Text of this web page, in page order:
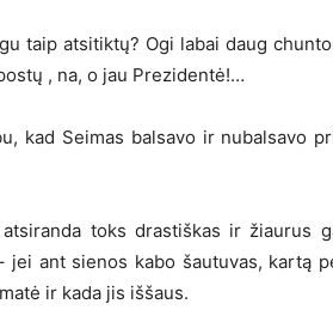
taip atsitiktų? Ogi labai daug
, na, o jau Prezidentė!…
kad Seimas balsavo ir nubalsavo
toks drastiškas ir žiaurus
ant sienos kabo šautuvas, kartą
ir kada jis iššaus.